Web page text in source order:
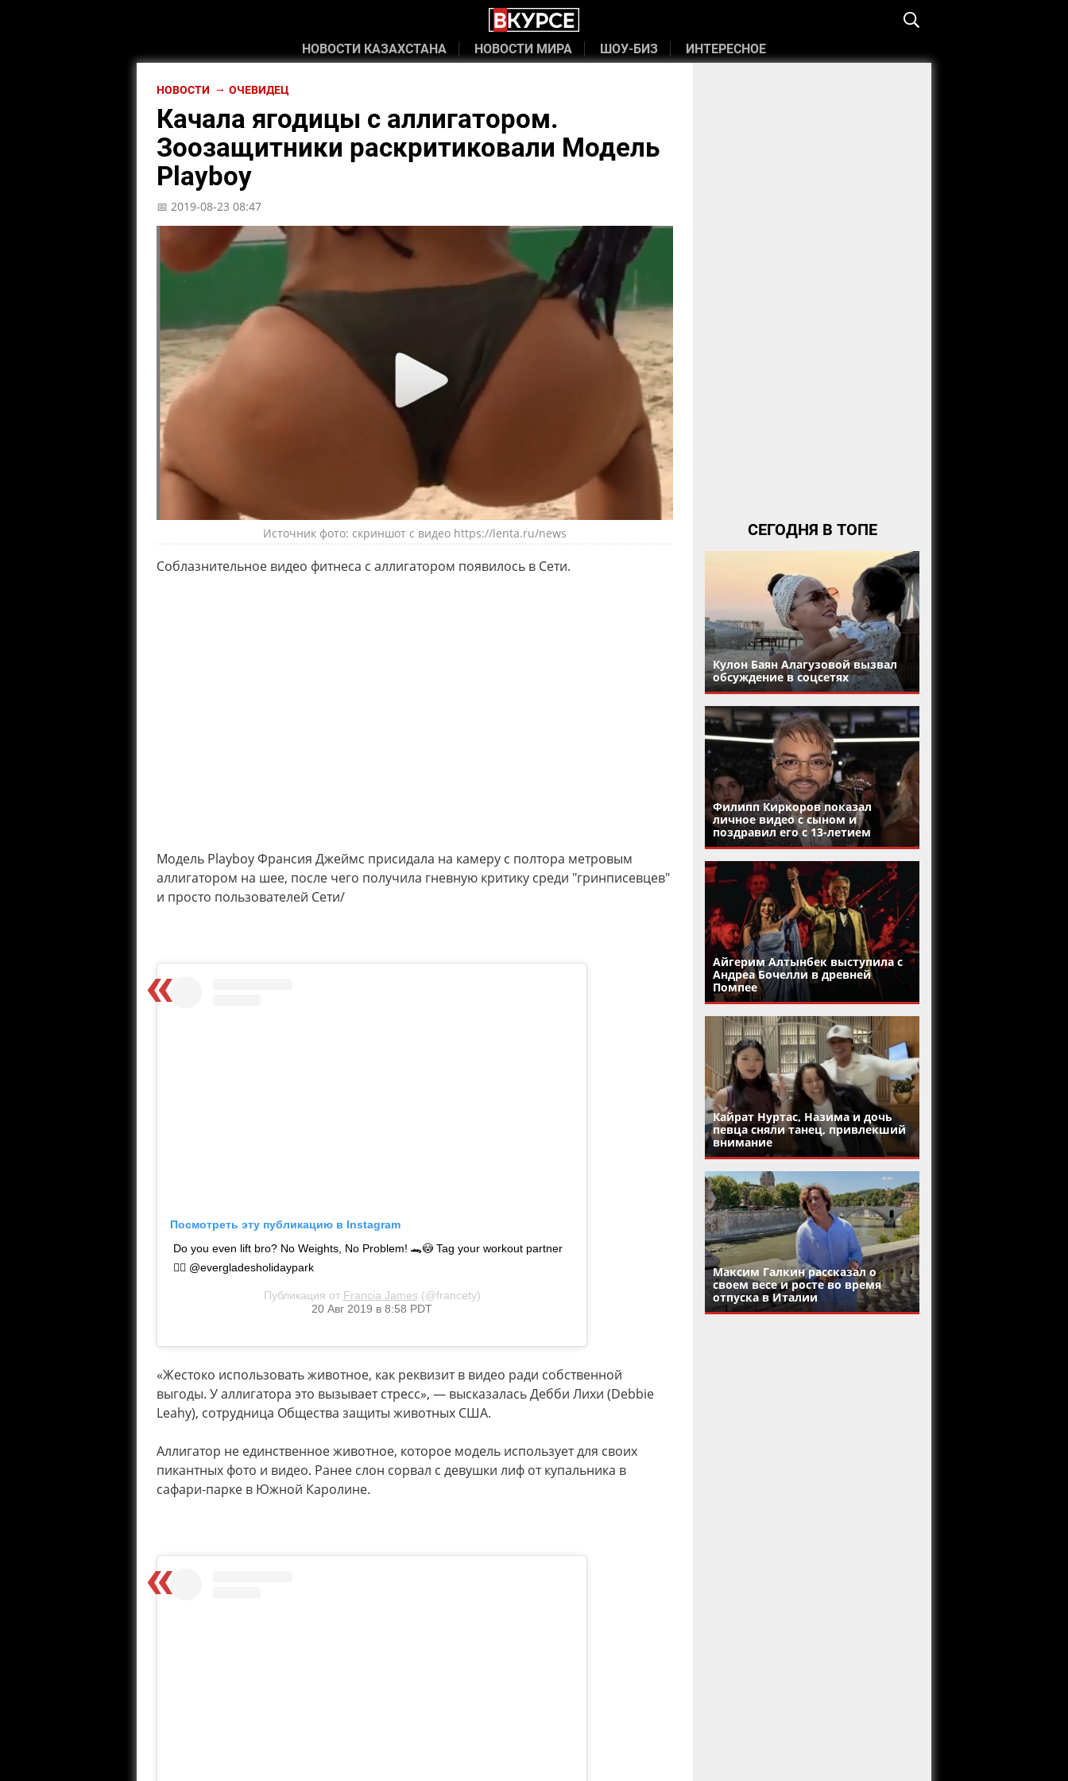
НОВОСТИ КАЗАХСТАНА НОВОСТИ МИРА ШОУ-БИЗ ИНТЕРЕСНОЕ
НОВОСТИ ОЧЕВИДЕЦ
Качала ягодицы с аллигатором.
Зоозащитники раскритиковали Модель
Playboy
📅 2019-08-23 08:47
Источник фото: скриншот с видео https://lenta.ru/news
Соблазнительное видео фитнеса с аллигатором появилось в Сети.
Модель Playboy Франсия Джеймс присидала на камеру с полтора метровым
аллигатором на шее, после чего получила гневную критику среди "гринписевцев"
и просто пользователей Сети/
Посмотреть эту публикацию в Instagram
Do you even lift bro? No Weights, No Problem! 🐊😳 Tag your workout partner
🏋️‍♂️ @evergladesholidaypark
Публикация от Francia James (@francety)
20 Авг 2019 в 8:58 PDT
«Жестоко использовать животное, как реквизит в видео ради собственной
выгоды. У аллигатора это вызывает стресс», — высказалась Дебби Лихи (Debbie
Leahy), сотрудница Общества защиты животных США.
Аллигатор не единственное животное, которое модель использует для своих
пикантных фото и видео. Ранее слон сорвал с девушки лиф от купальника в
сафари-парке в Южной Каролине.
СЕГОДНЯ В ТОПЕ
Кулон Баян Алагузовой вызвал
обсуждение в соцсетях
Филипп Киркоров показал
личное видео с сыном и
поздравил его с 13-летием
Айгерим Алтынбек выступила с
Андреа Бочелли в древней
Помпее
Кайрат Нуртас, Назима и дочь
певца сняли танец, привлекший
внимание
Максим Галкин рассказал о
своем весе и росте во время
отпуска в Италии